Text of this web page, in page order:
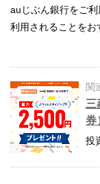
auじぶん銀行をご
利用されることをお
関
三
券
投